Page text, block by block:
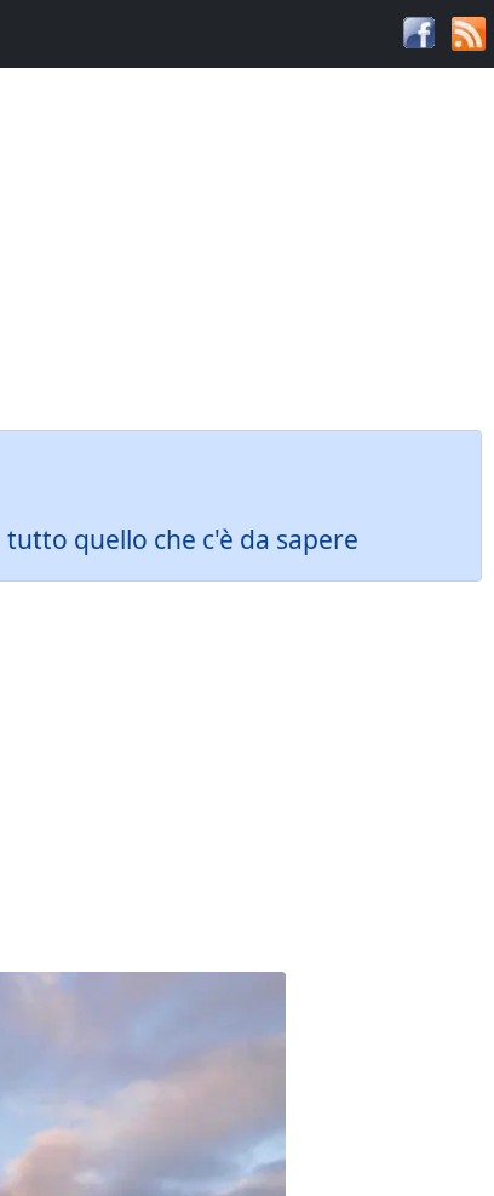
quello che c'è da sapere